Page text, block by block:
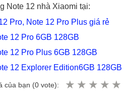
Note 12 nhà Xiaomi tại:
Pro, Note 12 Pro Plus giá rẻ
12 Pro 6GB 128GB
12 Pro Plus 6GB 128GB
12 Explorer Edition6GB 128GB
của bạn (0 vote):